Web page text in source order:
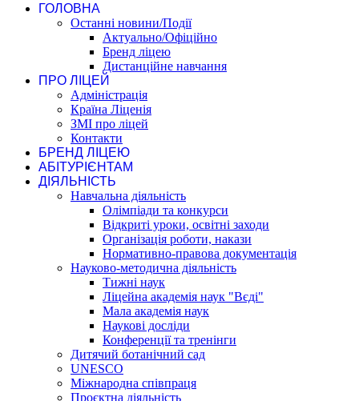
ГОЛОВНА
Останні новини/Події
Актуально/Офіційно
Бренд ліцею
Дистанційне навчання
ПРО ЛІЦЕЙ
Адміністрація
Країна Ліценія
ЗМІ про ліцей
Контакти
БРЕНД ЛІЦЕЮ
АБІТУРІЄНТАМ
ДІЯЛЬНІСТЬ
Навчальна діяльність
Олімпіади та конкурси
Відкриті уроки, освітні заходи
Організація роботи, накази
Нормативно-правова документація
Науково-методична діяльність
Тижні наук
Ліцейна академія наук "Вєді"
Мала академія наук
Наукові досліди
Конференції та тренінги
Дитячий ботанічний сад
UNESCO
Міжнародна співпраця
Проєктна діяльність